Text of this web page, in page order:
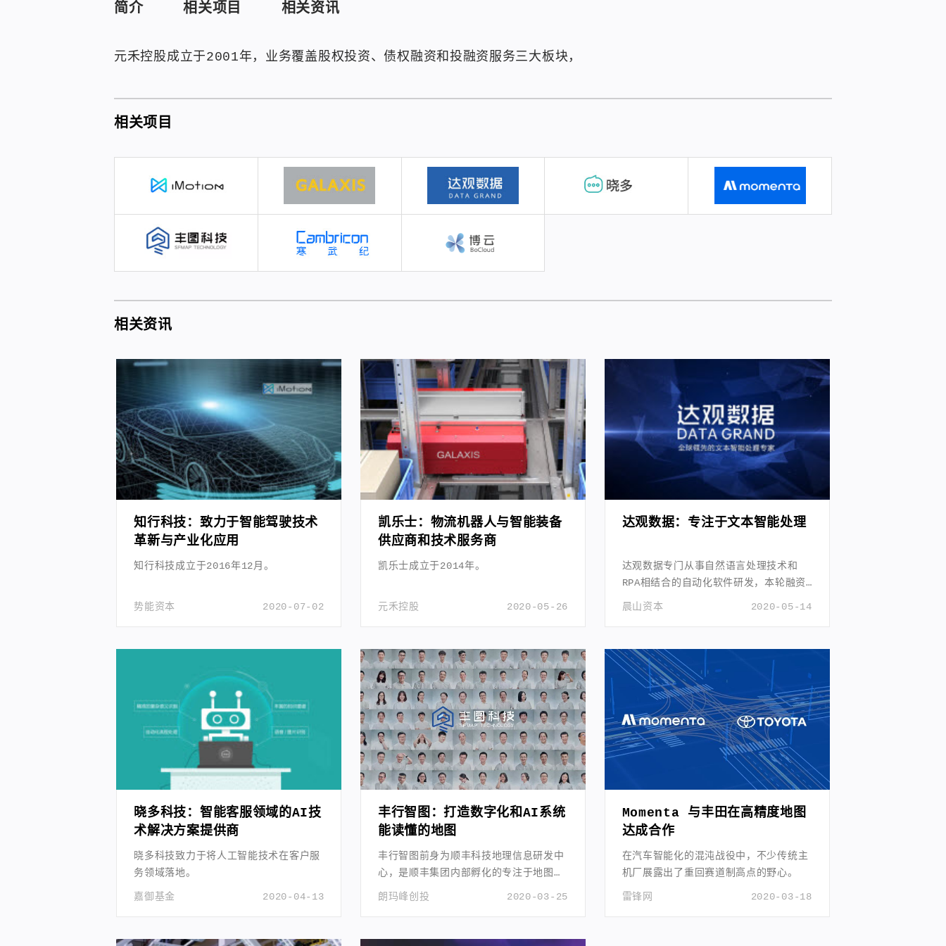
简介 相关项目 相关资讯
元禾控股成立于2001年，业务覆盖股权投资、债权融资和投融资服务三大板块，
相关项目
相关资讯
知行科技：致力于智能驾驶技术
革新与产业化应用
知行科技成立于2016年12月。
2020-07-02
势能资本
凯乐士：物流机器人与智能装备
供应商和技术服务商
凯乐士成立于2014年。
2020-05-26
元禾控股
达观数据：专注于文本智能处理
达观数据专门从事自然语言处理技术和
RPA相结合的自动化软件研发，本轮融资
将进一步扩大其在产品技术和市场领先优
2020-05-14
晨山资本
晓多科技：智能客服领域的AI技
术解决方案提供商
晓多科技致力于将人工智能技术在客户服
务领域落地。
2020-04-13
嘉御基金
丰行智图：打造数字化和AI系统
能读懂的地图
丰行智图前身为顺丰科技地理信息研发中
心，是顺丰集团内部孵化的专注于地图领
域的科技公司。
2020-03-25
朗玛峰创投
Momenta 与丰田在高精度地图
达成合作
在汽车智能化的混沌战役中，不少传统主
机厂展露出了重回赛道制高点的野心。
2020-03-18
雷锋网